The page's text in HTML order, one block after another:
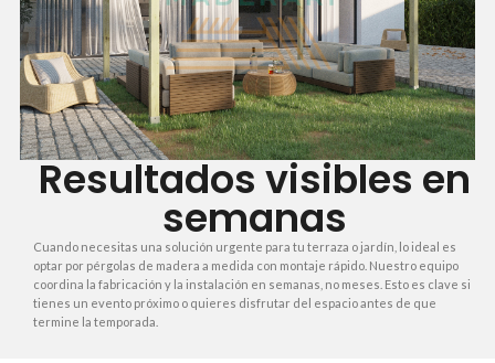
Resultados visibles en
semanas
Cuando necesitas una solución urgente para tu terraza o jardín, lo ideal es
optar por pérgolas de madera a medida con montaje rápido. Nuestro equipo
coordina la fabricación y la instalación en semanas, no meses. Esto es clave si
tienes un evento próximo o quieres disfrutar del espacio antes de que
termine la temporada.